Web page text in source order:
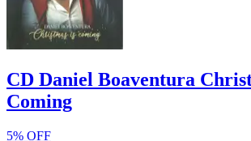
CD Daniel Boaventura
Coming
5% OFF